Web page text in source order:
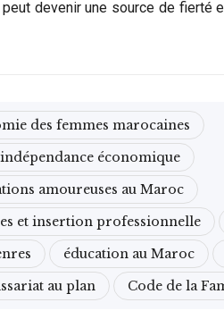
peut devenir une source de
des femmes marocaines
économique
amoureuses au Maroc
et insertion professionnelle
éducation au Maroc
au plan
Code de la